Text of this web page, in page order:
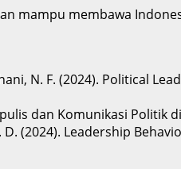
mampu membawa
N. F. (2024). Political
dan Komunikasi Politik
D. (2024). Leadership